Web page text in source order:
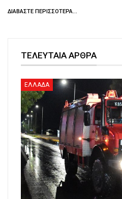
ΔΙΑΒΆΣΤΕ ΠΕΡΙΣΣΌΤΕΡΑ...
ΤΕΛΕΥΤΑΙΑ ΑΡΘΡΑ
ΕΛΛΑΔΑ